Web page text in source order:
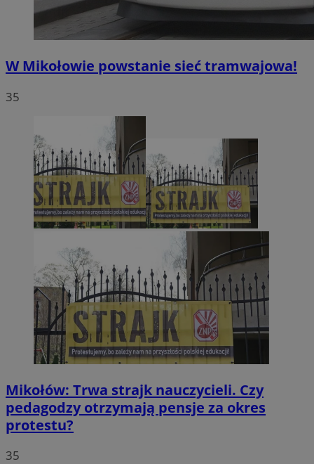
W Mikołowie powstanie sieć tramwajowa!
35
Mikołów: Trwa strajk nauczycieli. Czy
pedagodzy otrzymają pensje za okres
protestu?
35